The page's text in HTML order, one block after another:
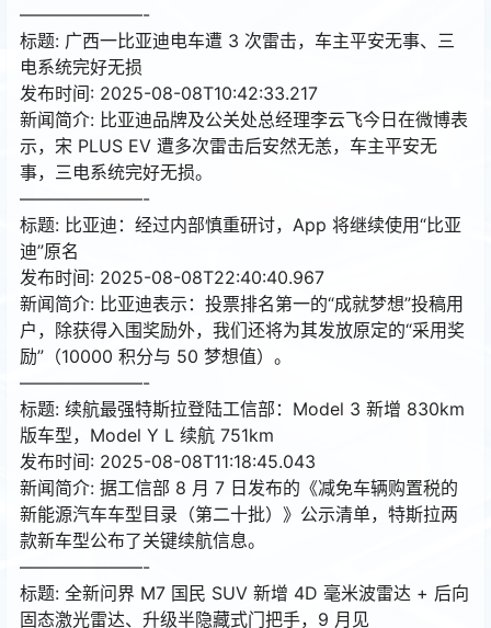
———————-
标题: 广西一比亚迪电车遭 3 次雷击，车主平安无事、三
电系统完好无损
发布时间: 2025-08-08T10:42:33.217
新闻简介: 比亚迪品牌及公关处总经理李云飞今日在微博表
示，宋 PLUS EV 遭多次雷击后安然无恙，车主平安无
事，三电系统完好无损。
———————-
标题: 比亚迪：经过内部慎重研讨，App 将继续使用“比亚
迪”原名
发布时间: 2025-08-08T22:40:40.967
新闻简介: 比亚迪表示：投票排名第一的“成就梦想”投稿用
户，除获得入围奖励外，我们还将为其发放原定的“采用奖
励”（10000 积分与 50 梦想值）。
———————-
标题: 续航最强特斯拉登陆工信部：Model 3 新增 830km
版车型，Model Y L 续航 751km
发布时间: 2025-08-08T11:18:45.043
新闻简介: 据工信部 8 月 7 日发布的《减免车辆购置税的
新能源汽车车型目录（第二十批）》公示清单，特斯拉两
款新车型公布了关键续航信息。
———————-
标题: 全新问界 M7 国民 SUV 新增 4D 毫米波雷达 + 后向
固态激光雷达、升级半隐藏式门把手，9 月见